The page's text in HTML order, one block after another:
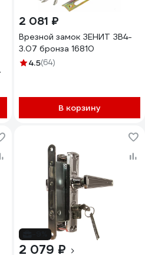
2 081 ₽
Врезной замок ЗЕНИТ ЗВ4-
3.07 бронза 16810
4.5(64)
В корзину
2 079 ₽